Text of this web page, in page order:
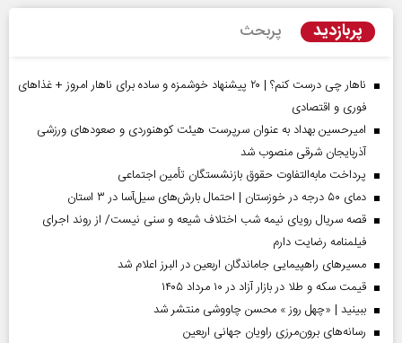
پربازدید پربحث
ناهار چی درست کنم؟ | ۲۰ پیشنهاد خوشمزه و ساده برای ناهار امروز + غذاهای
فوری و اقتصادی
امیرحسین بهداد به عنوان سرپرست هیئت کوهنوردی و صعودهای ورزشی
آذربایجان شرقی منصوب شد
پرداخت مابه‌التفاوت حقوق بازنشستگان تأمین اجتماعی
دمای ۵۰ درجه در خوزستان | احتمال بارش‌های سیل‌آسا در ۳ استان
قصه سریال رویای نیمه شب اختلاف شیعه و سنی نیست/ از روند اجرای
فیلمنامه رضایت دارم
مسیر‌های راهپیمایی جاماندگان اربعین در البرز اعلام شد
قیمت سکه و طلا در بازار آزاد در ۱۰ مرداد ۱۴۰۵
ببینید | «چهل روز » محسن چاووشی منتشر شد
رسانه‌های برون‌مرزی راویان جهانی اربعین